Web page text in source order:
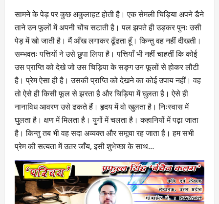
सामने के पेड़ पर कुछ अकुलाहट होती है। एक सेमली चिड़िया अपने डैने
ताने उन फूलों में अपनी चोंच सटाती है। पल झपते ही उड़कर पुनः उसी
पेड़ में खो जाती है। मैं आँख लगाकर ढूँढता हूँ। किन्तु वह नहीं दीखती।
सम्भवतः पत्तियों ने उसे छुपा लिया है। पत्तियाँ भी नहीं चाहतीं कि कोई
उस प्राप्ति को देखे जो उस चिड़िया के सङ्ग उन फूलों से होकर लौटी
है। प्रेम ऐसा ही है। उसकी प्राप्ति को देखने का कोई उपाय नहीं। वह
तो ऐसे ही किसी फूल से झरता है और चिड़िया में घुलता है। ऐसे ही
नानाविध आवरण उसे ढकते हैं। हृदय में वो खुलता है। निःस्वास में
घुलता है। क्षण में मिलता है। युगों में चलता है। कहानियों में पढ़ा जाता
है। किन्तु तब भी वह सदा अव्यक्त और समूचा रह जाता है। हम सभी
प्रेम की सत्यता में उतर जाँय, इसी शुभेच्छा के साथ…